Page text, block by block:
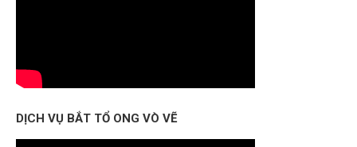
DỊCH VỤ BẮT TỔ ONG VÒ VẼ